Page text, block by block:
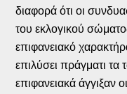
διαφορά ότι οι
του εκλογικού
επιφανειακό
επιλύσει πράγματι
επιφανειακά άγγιξαν